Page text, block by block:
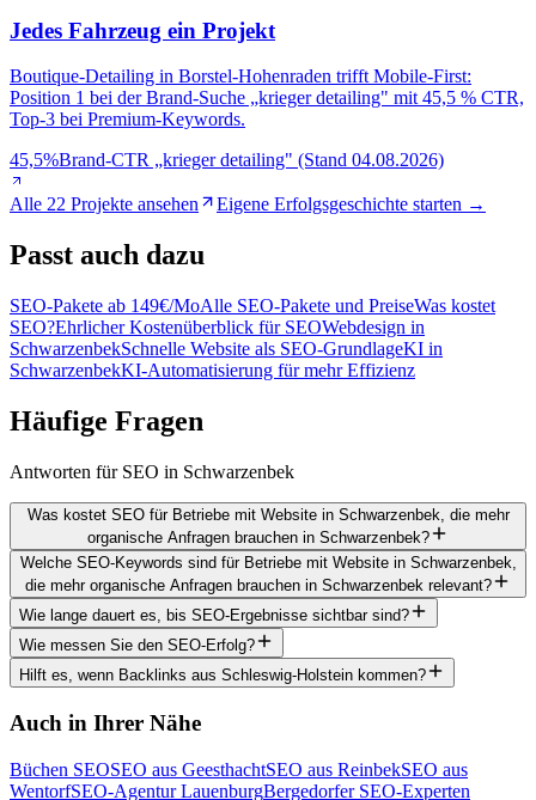
Jedes Fahrzeug ein Projekt
Boutique-Detailing in Borstel-Hohenraden trifft Mobile-First:
Position 1 bei der Brand-Suche „krieger detailing" mit 45,5 % CTR,
Top-3 bei Premium-Keywords.
45,5%Brand-CTR „krieger detailing" (Stand 04.08.2026)
Alle 22 Projekte ansehen Eigene Erfolgsgeschichte starten →
Passt auch dazu
SEO-Pakete ab 149€/MoAlle SEO-Pakete und PreiseWas kostet
SEO?Ehrlicher Kostenüberblick für SEOWebdesign in
SchwarzenbekSchnelle Website als SEO-GrundlageKI in
SchwarzenbekKI-Automatisierung für mehr Effizienz
Häufige Fragen
Antworten für SEO in Schwarzenbek
Was kostet SEO für Betriebe mit Website in Schwarzenbek, die mehr
organische Anfragen brauchen in Schwarzenbek?
Welche SEO-Keywords sind für Betriebe mit Website in Schwarzenbek,
die mehr organische Anfragen brauchen in Schwarzenbek relevant?
Wie lange dauert es, bis SEO-Ergebnisse sichtbar sind?
Wie messen Sie den SEO-Erfolg?
Hilft es, wenn Backlinks aus Schleswig-Holstein kommen?
Auch in Ihrer Nähe
Büchen SEOSEO aus GeesthachtSEO aus ReinbekSEO aus
WentorfSEO-Agentur LauenburgBergedorfer SEO-Experten